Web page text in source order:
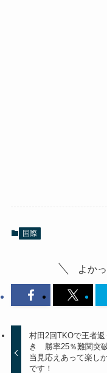
国際
よか
村田2回TKOで王者返
き 勝率25％難関突
当見応えあって楽し
です！